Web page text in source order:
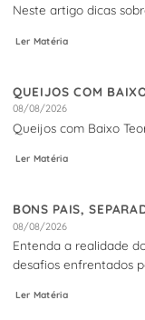
Neste artigo dicas
Ler Matéria
QUEIJOS COM
08/08/2026
Queijos com Baixo
Ler Matéria
BONS PAIS,
08/08/2026
Entenda a realidade
desafios enfrentados
Ler Matéria